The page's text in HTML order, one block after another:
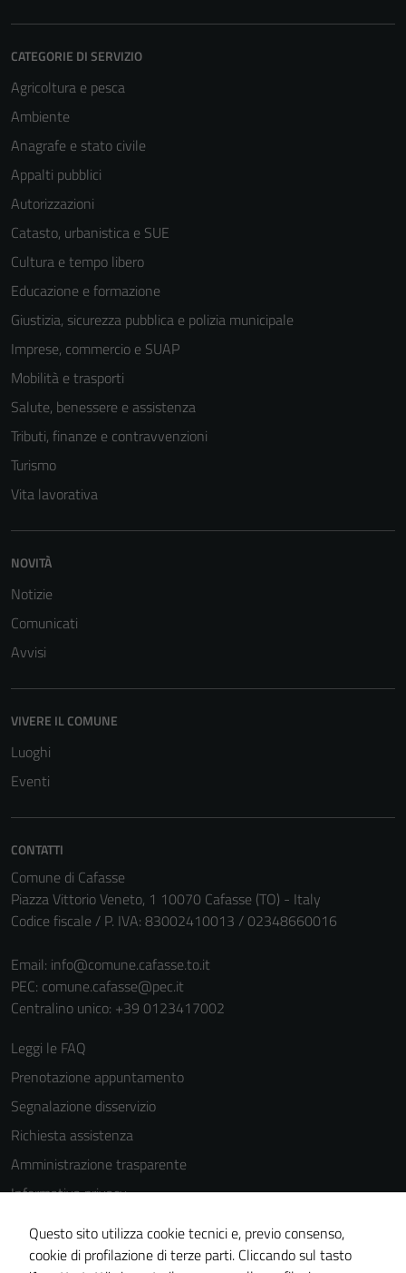
CATEGORIE DI SERVIZIO
Agricoltura e pesca
Ambiente
Anagrafe e stato civile
Appalti pubblici
Autorizzazioni
Catasto, urbanistica e SUE
Cultura e tempo libero
Educazione e formazione
Giustizia, sicurezza pubblica e polizia municipale
Imprese, commercio e SUAP
Mobilità e trasporti
Salute, benessere e assistenza
Tributi, finanze e contravvenzioni
Turismo
Vita lavorativa
NOVITÀ
Notizie
Comunicati
Avvisi
VIVERE IL COMUNE
Luoghi
Eventi
CONTATTI
Comune di Cafasse
Piazza Vittorio Veneto, 1 10070 Cafasse (TO) - Italy
Codice fiscale / P. IVA: 83002410013 / 02348660016
Email: info@comune.cafasse.to.it
PEC: comune.cafasse@pec.it
Centralino unico: +39 0123417002
Leggi le FAQ
Prenotazione appuntamento
Segnalazione disservizio
Richiesta assistenza
Amministrazione trasparente
Informativa privacy
Cookie Policy
Note legali
Questo sito utilizza cookie tecnici e, previo consenso,
cookie di profilazione di terze parti. Cliccando sul tasto
funzionamento
non raccolgono